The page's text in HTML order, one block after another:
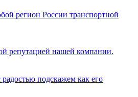
регион России транспортной
репутацией нашей компании.
подскажем как его